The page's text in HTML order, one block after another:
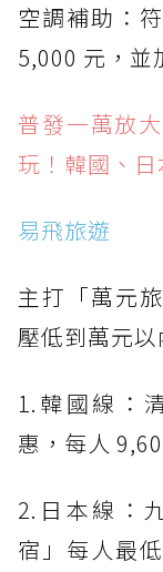
空調補助：
5,000 元，並
普發一萬放
玩！韓國、
易飛旅遊
主打「萬元
壓低到萬元以
1.韓國線：
惠，每人
2.日本線：
宿」每人最